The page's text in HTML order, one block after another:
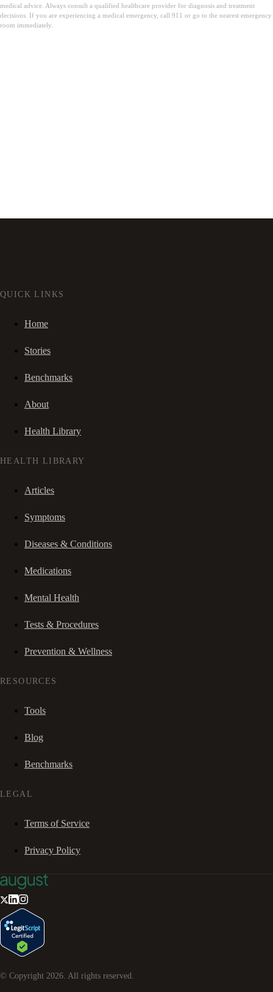
medical advice. Always consult a qualified healthcare provider for diagnosis and treatment
decisions. If you are experiencing a medical emergency, call 911 or go to the nearest emergency
room immediately.
QUICK LINKS
Home
Stories
Benchmarks
About
Health Library
HEALTH LIBRARY
Articles
Symptoms
Diseases & Conditions
Medications
Mental Health
Tests & Procedures
Prevention & Wellness
RESOURCES
Tools
Blog
Benchmarks
LEGAL
Terms of Service
Privacy Policy
© Copyright 2026 . All rights reserved.